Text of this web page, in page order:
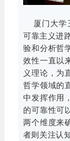
厦门大学
可靠主义进
验和分析哲
效性一直以
义理论，为
哲学领域的
中发挥作用
的可靠性可
两个维度来
者则关注认